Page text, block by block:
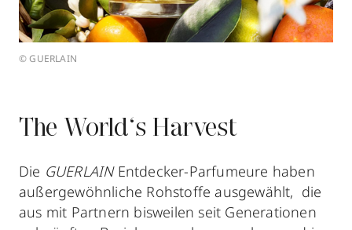
© GUERLAIN
The World‘s Harvest
Die GUERLAIN Entdecker-Parfumeure haben
außergewöhnliche Rohstoffe ausgewählt, die
aus mit Partnern bisweilen seit Generationen